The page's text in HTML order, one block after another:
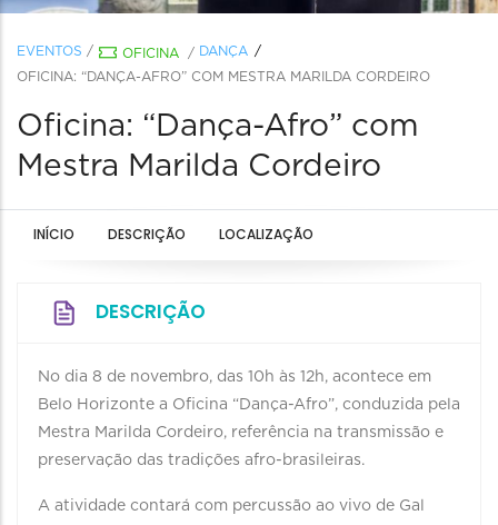
EVENTOS / OFICINA / DANÇA
OFICINA: “DANÇA-AFRO” COM MESTRA MARILDA CORDEIRO
Oficina: “Dança-Afro” com
Mestra Marilda Cordeiro
INÍCIO DESCRIÇÃO LOCALIZAÇÃO
DESCRIÇÃO
No dia 8 de novembro, das 10h às 12h, acontece em
Belo Horizonte a Oficina “Dança-Afro”, conduzida pela
Mestra Marilda Cordeiro, referência na transmissão e
preservação das tradições afro-brasileiras.
A atividade contará com percussão ao vivo de Gal